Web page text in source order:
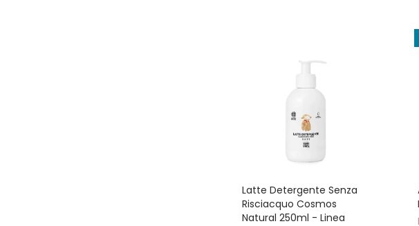
Latte Detergente Senza
Risciacquo Cosmos
Natural 250ml - Linea